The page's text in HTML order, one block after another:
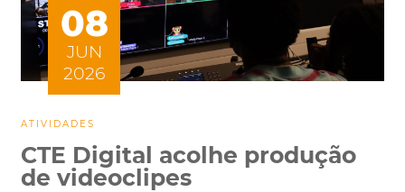
08
JUN
2026
ATIVIDADES
CTE Digital acolhe produção
de videoclipes